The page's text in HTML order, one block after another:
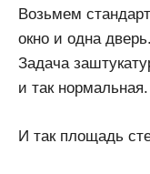
Возьмем
окно и одна
Задача
и так нормальная.
И так площадь